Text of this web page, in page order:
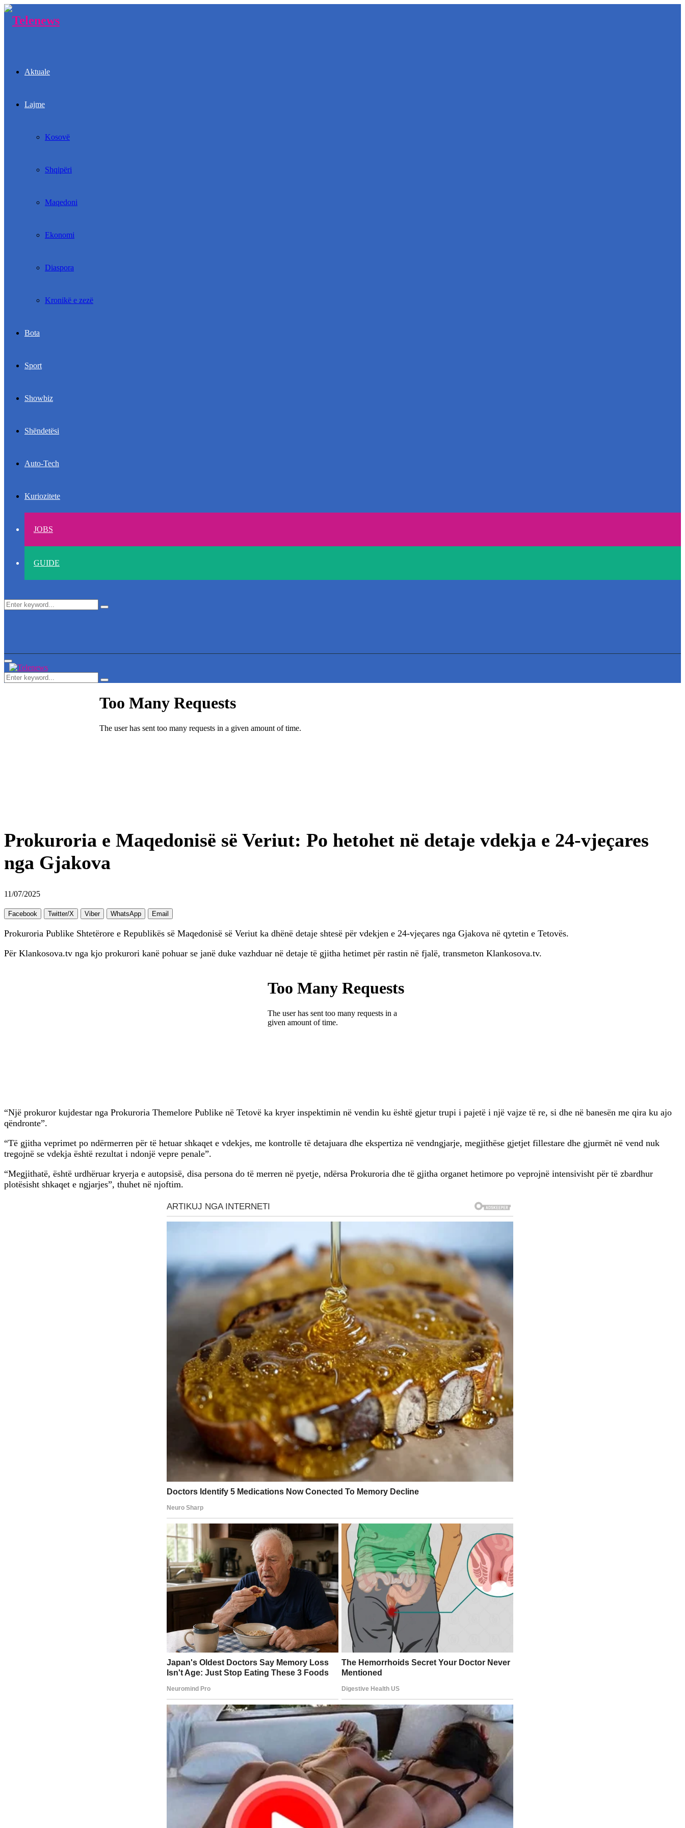
Aktuale
Lajme
Kosovë
Shqipëri
Maqedoni
Ekonomi
Diaspora
Kronikë e zezë
Bota
Sport
Showbiz
Shëndetësi
Auto-Tech
Kuriozitete
JOBS
GUIDE
Search
Search
Primary
Menu
Search
for:
Search
Prokuroria e Maqedonisë së Veriut: Po hetohet në detaje vdekja e 24-vjeçares
nga Gjakova
11/07/2025
Facebook Twitter/X Viber WhatsApp Email
Prokuroria Publike Shtetërore e Republikës së Maqedonisë së Veriut ka dhënë detaje shtesë për vdekjen e 24-vjeçares nga Gjakova në qytetin e Tetovës.
Për Klankosova.tv nga kjo prokurori kanë pohuar se janë duke vazhduar në detaje të gjitha hetimet për rastin në fjalë, transmeton Klankosova.tv.
“Një prokuror kujdestar nga Prokuroria Themelore Publike në Tetovë ka kryer inspektimin në vendin ku është gjetur trupi i pajetë i një vajze të re, si dhe në banesën me qira ku ajo
qëndronte”.
“Të gjitha veprimet po ndërmerren për të hetuar shkaqet e vdekjes, me kontrolle të detajuara dhe ekspertiza në vendngjarje, megjithëse gjetjet fillestare dhe gjurmët në vend nuk
tregojnë se vdekja është rezultat i ndonjë vepre penale”.
“Megjithatë, është urdhëruar kryerja e autopsisë, disa persona do të merren në pyetje, ndërsa Prokuroria dhe të gjitha organet hetimore po veprojnë intensivisht për të zbardhur
plotësisht shkaqet e ngjarjes”, thuhet në njoftim.